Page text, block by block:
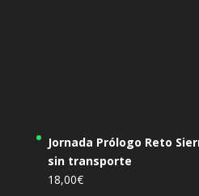
Jornada Prólogo Reto
sin transporte
18,00€